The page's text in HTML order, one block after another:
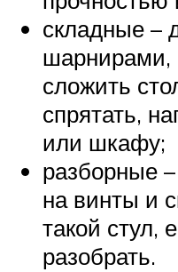
складные –
шарнирами,
сложить
спрятать,
или шкафу;
разборные
на винты и
такой стул,
разобрать.